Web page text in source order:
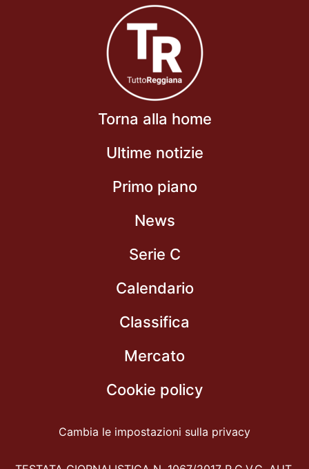
Torna alla home
Ultime notizie
Primo piano
News
Serie C
Calendario
Classifica
Mercato
Cookie policy
Cambia le impostazioni sulla privacy